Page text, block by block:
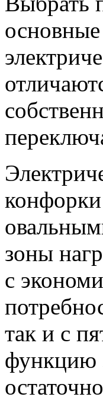
зоны
с
так и с
функцию